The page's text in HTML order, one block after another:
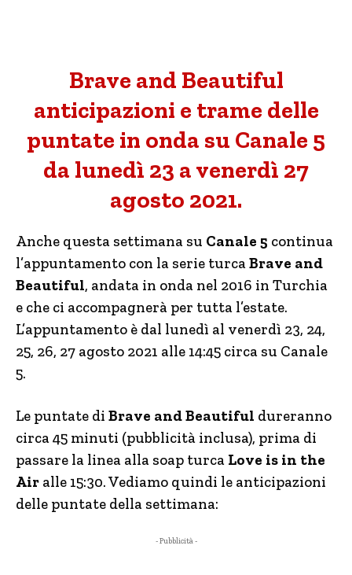
Brave and Beautiful
anticipazioni e trame delle
puntate in onda su Canale 5
da lunedì 23 a venerdì 27
agosto 2021.
Anche questa settimana su Canale 5 continua
l’appuntamento con la serie turcaBrave and
Beautiful, andata in onda nel 2016 in Turchia
e che ci accompagnerà per tutta l’estate.
L’appuntamento è dal lunedì al venerdì 23, 24,
25, 26, 27 agosto 2021 alle 14:45 circa su Canale
5.
Le puntate di Brave and Beautiful dureranno
circa 45 minuti (pubblicità inclusa), prima di
passare la linea alla soap turca Love is in the
Air alle 15:30. Vediamo quindi le anticipazioni
delle puntate della settimana:
- Pubblicità -